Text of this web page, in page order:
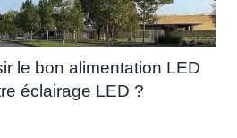
le bon alimentation LED
éclairage LED ?